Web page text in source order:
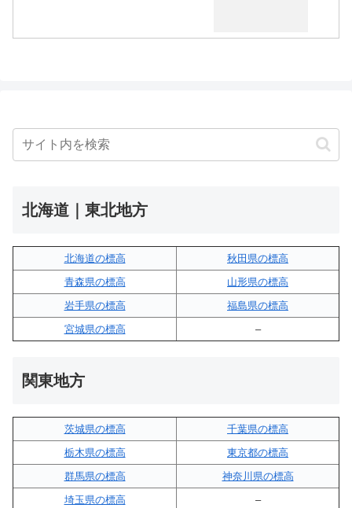
北海道｜東北地方
北海道の標高
秋田県の標高
青森県の標高
山形県の標高
岩手県の標高
福島県の標高
宮城県の標高
–
関東地方
茨城県の標高
千葉県の標高
栃木県の標高
東京都の標高
群馬県の標高
神奈川県の標高
埼玉県の標高
–